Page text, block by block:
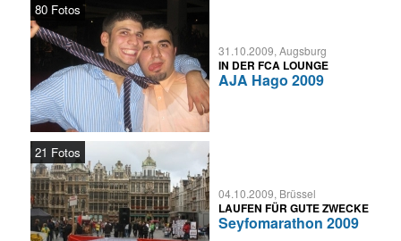
80 Fotos
31.10.2009, Augsburg
IN DER FCA LOUNGE
AJA Hago 2009
21 Fotos
04.10.2009, Brüssel
LAUFEN FÜR GUTE ZWECKE
Seyfomarathon 2009